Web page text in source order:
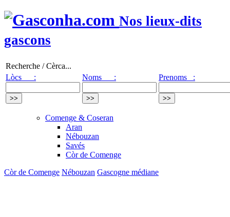
Nos lieux-dits
gascons
Recherche / Cèrca...
Lòcs :
Noms : Prenoms :
Comenge & Coseran
Aran
Nébouzan
Savés
Còr de Comenge
Còr de Comenge Nébouzan Gascogne médiane